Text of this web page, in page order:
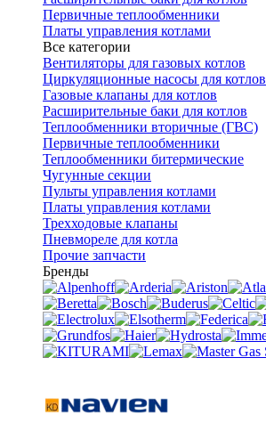
Первичные теплообменники
Платы управления котлами
Все категории
Вентиляторы для газовых котлов
Циркуляционные насосы для котлов
Газовые клапаны для котлов
Расширительные баки для котлов
Теплообменники вторичные (ГВС)
Первичные теплообменники
Теплообменники битермические
Чугунные секции
Пульты управления котлами
Платы управления котлами
Трехходовые клапаны
Пневмореле для котла
Прочие запчасти
Бренды